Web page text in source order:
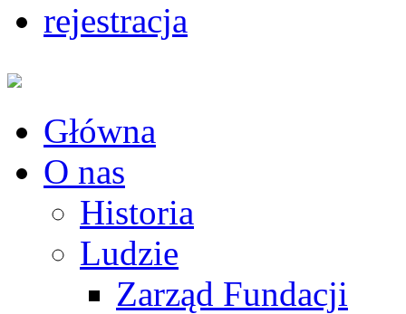
rejestracja
Główna
O nas
Historia
Ludzie
Zarząd Fundacji